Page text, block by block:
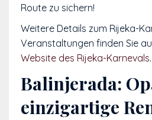
Route zu sichern!
Weitere Details zum Rijeka-
Veranstaltungen finden Sie
Website des Rijeka-Karnevals.
Balinjerada:
einzigartige